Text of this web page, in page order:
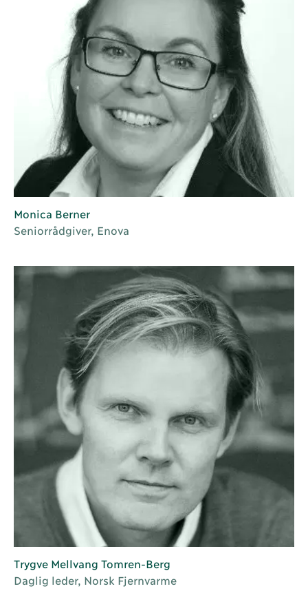
Monica Berner
Seniorrådgiver, Enova
Trygve Mellvang Tomren-Berg
Daglig leder, Norsk Fjernvarme